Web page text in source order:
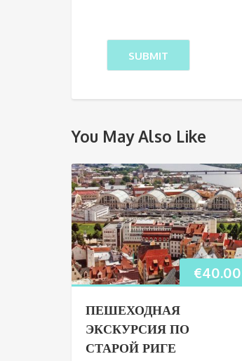
You May Also Like
€40.00
ПЕШЕХОДНАЯ
ЭКСКУРСИЯ ПО
СТАРОЙ РИГЕ